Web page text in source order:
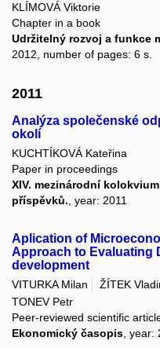
KLÍMOVÁ Viktorie
Chapter in a book
Udržitelný rozvoj a funkce
2012, number of pages: 6 s.
2011
Analýza společenské
okolí
KUCHTÍKOVÁ Kateřina
Paper in proceedings
XIV. mezinárodní
příspěvků. , year: 2011
Aplication of
Approach to Evaluating
development
VITURKA Milan ŽÍTEK
TONEV Petr
Peer-reviewed scientific
Ekonomický časopis ,